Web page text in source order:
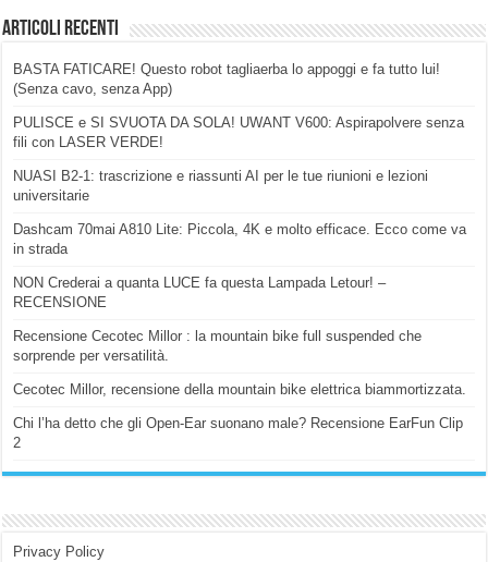
Articoli Recenti
BASTA FATICARE! Questo robot tagliaerba lo appoggi e fa tutto lui!
(Senza cavo, senza App)
PULISCE e SI SVUOTA DA SOLA! UWANT V600: Aspirapolvere senza
fili con LASER VERDE!
NUASI B2-1: trascrizione e riassunti AI per le tue riunioni e lezioni
universitarie
Dashcam 70mai A810 Lite: Piccola, 4K e molto efficace. Ecco come va
in strada
NON Crederai a quanta LUCE fa questa Lampada Letour! –
RECENSIONE
Recensione Cecotec Millor : la mountain bike full suspended che
sorprende per versatilità.
Cecotec Millor, recensione della mountain bike elettrica biammortizzata.
Chi l’ha detto che gli Open-Ear suonano male? Recensione EarFun Clip
2
Privacy Policy